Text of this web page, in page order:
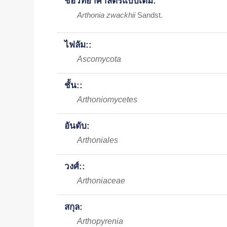
Arthonia zwackhii Sandst.
ไฟลัม::
Ascomycota
ชั้น::
Arthoniomycetes
อันดับ:
Arthoniales
วงศ์::
Arthoniaceae
สกุล:
Arthopyrenia